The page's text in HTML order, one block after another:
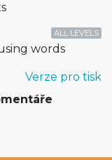
ALL LEVELS
words
Verze pro tisk